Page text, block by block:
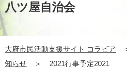
八ツ屋自治会
大府市民活動支援サイト コラビア
知らせ
＞ 2021行事予定2021